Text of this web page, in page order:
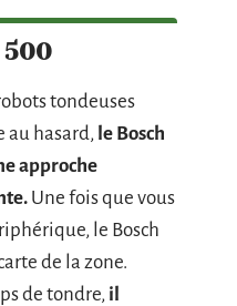
500
tondeuses
au hasard, le Bosch
approche
Une fois que vous
le Bosch
de la zone.
de tondre, il